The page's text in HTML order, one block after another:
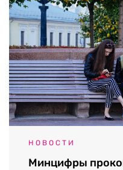
НОВОСТИ
Минцифры